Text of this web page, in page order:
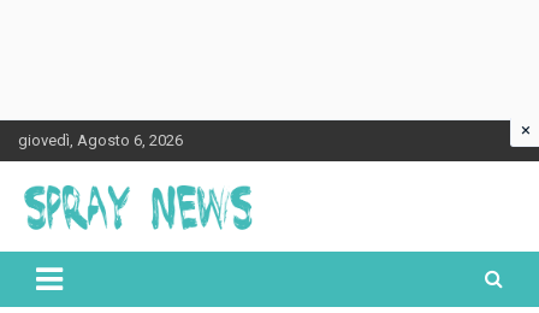
Skip
to
content
giovedì, Agosto 6, 2026
Spraynews.it
×